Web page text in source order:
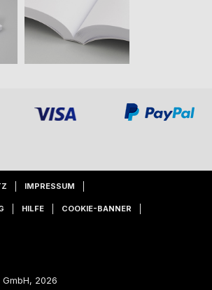
IMPRESSUM
HILFE COOKIE-BANNER
2026